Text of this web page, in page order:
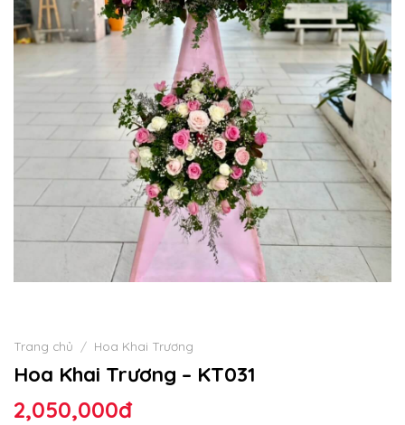
Trang chủ / Hoa Khai Trương
Hoa Khai Trương – KT031
2,050,000đ